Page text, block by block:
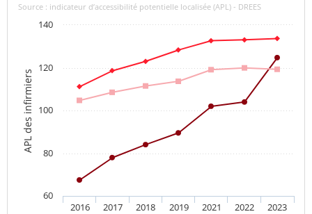
APL des infirmiers
Source : indicateur d’accessibilité potentielle localisée (APL) - DREES
2016 2017 2018 2019 2021 2022 2023
60
80
100
120
140